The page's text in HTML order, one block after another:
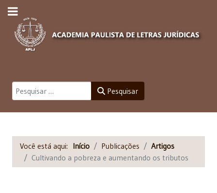
Pesquisar Pesquisar
Você está aqui: Início Publicações
Artigos
Cultivando a pobreza e aumentando os tributos